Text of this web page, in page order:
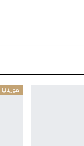
موريتانيا